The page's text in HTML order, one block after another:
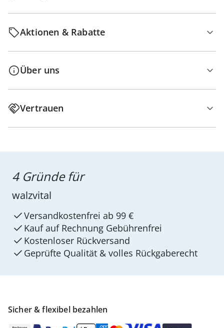
Aktionen & Rabatte
Über uns
Vertrauen
Sicher & flexibel bezahlen
4 Gründe für
walzvital
Versandkostenfrei ab 99 €
Kauf auf Rechnung Gebührenfrei
Kostenloser Rückversand
Geprüfte Qualität & volles Rückgaberecht